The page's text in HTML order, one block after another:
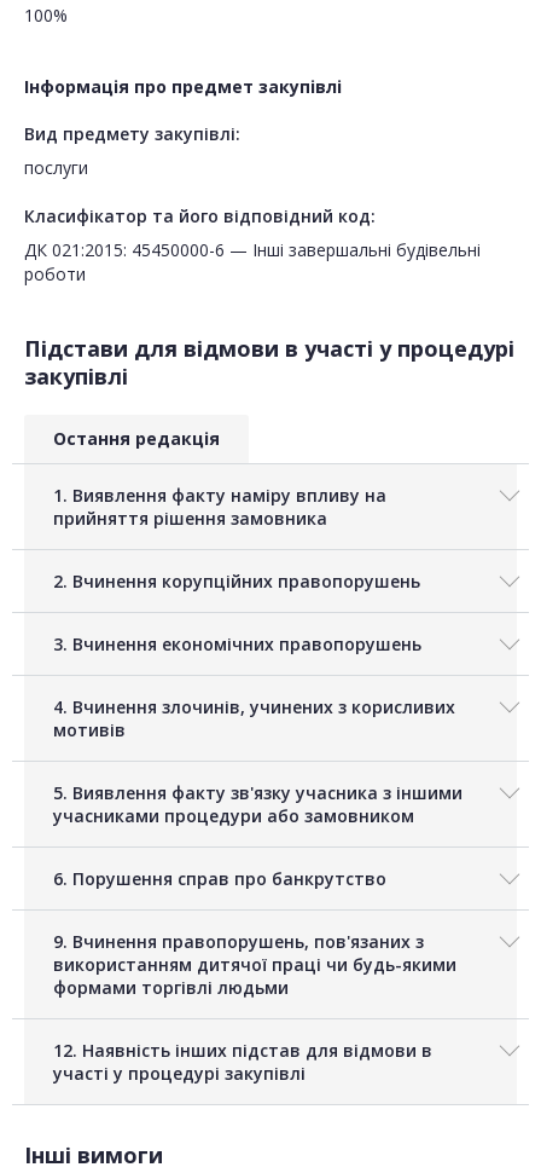
100%
Інформація про предмет закупівлі
Вид предмету закупівлі:
послуги
Класифікатор та його відповідний код:
ДК 021:2015: 45450000-6 — Інші завершальні будівельні
роботи
Підстави для відмови в участі у процедурі
закупівлі
Остання редакція
1. Виявлення факту наміру впливу на
прийняття рішення замовника
2. Вчинення корупційних правопорушень
3. Вчинення економічних правопорушень
4. Вчинення злочинів, учинених з корисливих
мотивів
5. Виявлення факту зв'язку учасника з іншими
учасниками процедури або замовником
6. Порушення справ про банкрутство
9. Вчинення правопорушень, пов'язаних з
використанням дитячої праці чи будь-якими
формами торгівлі людьми
12. Наявність інших підстав для відмови в
участі у процедурі закупівлі
Інші вимоги